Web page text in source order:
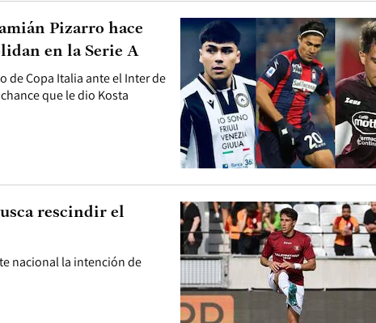
de Copa Italia ante el Inter de
que le dio Kosta
Pizarro hace
en la Serie A
nacional la intención de
rescindir el